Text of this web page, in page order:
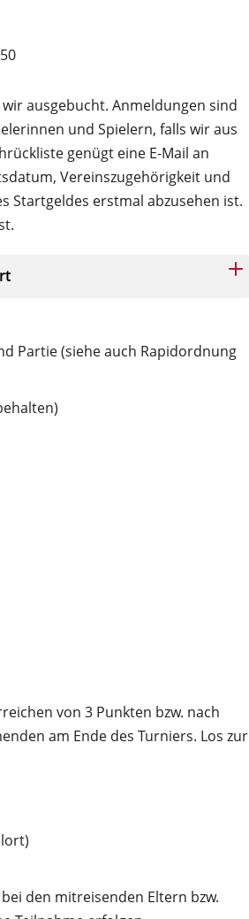
ausgebucht. Anmeldungen sind
und Spielern, falls wir aus
genügt eine E-Mail an
Vereinszugehörigkeit und
Startgeldes erstmal abzusehen ist.
Partie (siehe auch Rapidordnung
von 3 Punkten bzw. nach
am Ende des Turniers. Los zur
den mitreisenden Eltern bzw.